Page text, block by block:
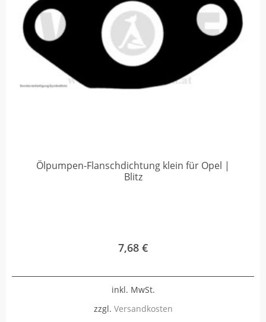
Ölpumpen-Flanschdichtung klein für Opel |
Blitz
7,68 €
inkl. MwSt.
zzgl. Versandkosten